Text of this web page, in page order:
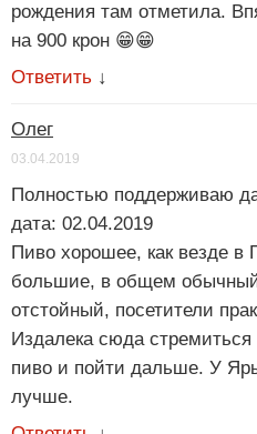
рождения там отметила.
на 900 крон 😁😁
Ответить ↓
Олег
03.04.2019
Полностью поддерживаю
дата: 02.04.2019
Пиво хорошее, как везде в
большие, в общем
отстойный, посетители
Издалека сюда
пиво и пойти дальше. У
лучше.